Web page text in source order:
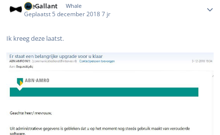
TheGallant Whale
Geplaatst 5 december 20187 jr
Ik kreeg deze laatst.